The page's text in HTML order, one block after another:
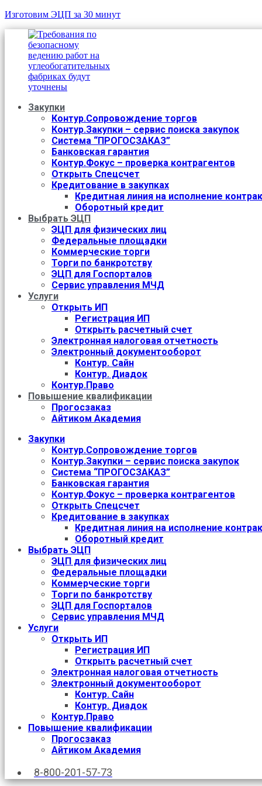
Изготовим ЭЦП за 30 минут
Закупки
Контур.Сопровождение торгов
Контур.Закупки – сервис поиска закупок
Система “ПРОГОСЗАКАЗ”
Банковская гарантия
Контур.Фокус – проверка контрагентов
Открыть Спецсчет
Кредитование в закупках
Кредитная линия на исполнение
Оборотный кредит
Выбрать ЭЦП
ЭЦП для физических лиц
Федеральные площадки
Коммерческие торги
Торги по банкротству
ЭЦП для Госпорталов
Сервис управления МЧД
Услуги
Открыть ИП
Регистрация ИП
Открыть расчетный счет
Электронная налоговая отчетность
Электронный документооборот
Контур. Сайн
Контур. Диадок
Контур.Право
Повышение квалификации
Прогосзаказ
Айтиком Академия
Закупки
Контур.Сопровождение торгов
Контур.Закупки – сервис поиска закупок
Система “ПРОГОСЗАКАЗ”
Банковская гарантия
Контур.Фокус – проверка контрагентов
Открыть Спецсчет
Кредитование в закупках
Кредитная линия на исполнение
Оборотный кредит
Выбрать ЭЦП
ЭЦП для физических лиц
Федеральные площадки
Коммерческие торги
Торги по банкротству
ЭЦП для Госпорталов
Сервис управления МЧД
Услуги
Открыть ИП
Регистрация ИП
Открыть расчетный счет
Электронная налоговая отчетность
Электронный документооборот
Контур. Сайн
Контур. Диадок
Контур.Право
Повышение квалификации
Прогосзаказ
Айтиком Академия
8-800-201-57-73